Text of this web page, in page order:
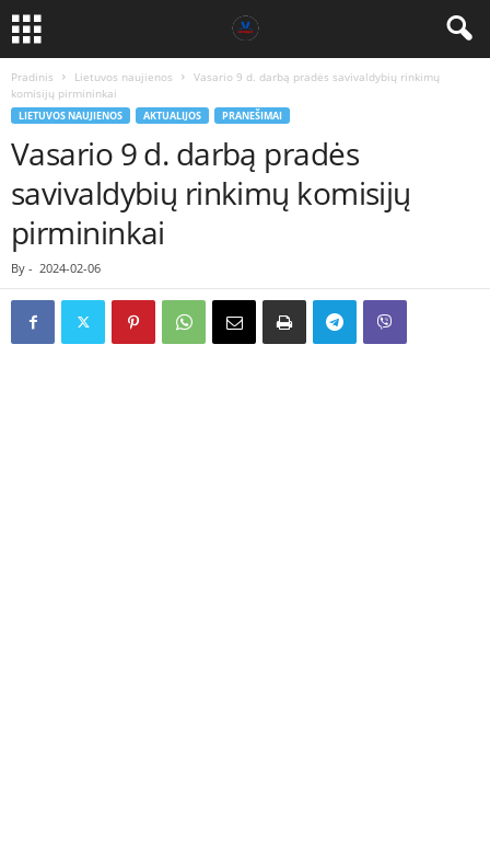
Pradinis Lietuvos naujienos
Vasario 9 d. darbą pradės savivaldybių rinkimų
komisijų pirmininkai
LIETUVOS NAUJIENOS AKTUALIJOS PRANEŠIMAI
Vasario 9 d. darbą pradės
savivaldybių rinkimų komisijų
pirmininkai
By - 2024-02-06